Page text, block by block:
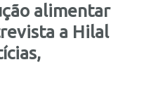
alimentar
a Hilal